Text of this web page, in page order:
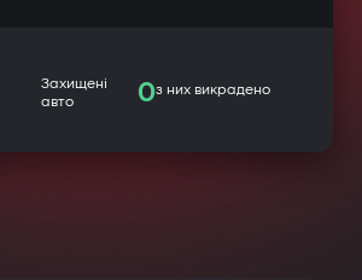
Захищені
авто
0з них викрадено